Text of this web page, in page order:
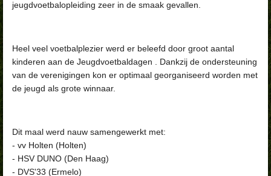
jeugdvoetbalopleiding zeer in de smaak gevallen.
Heel veel voetbalplezier werd er beleefd door groot aantal
kinderen aan de Jeugdvoetbaldagen . Dankzij de ondersteuning
van de verenigingen kon er optimaal georganiseerd worden met
de jeugd als grote winnaar.
Dit maal werd nauw samengewerkt met:
- vv Holten (Holten)
- HSV DUNO (Den Haag)
- DVS'33 (Ermelo)